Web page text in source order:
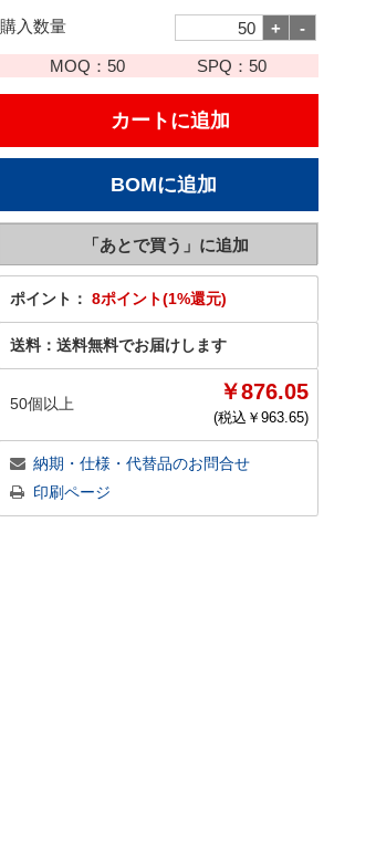
購入数量
MOQ：50 SPQ： 50
ポイント： 8ポイント(1%還元)
送料： 送料無料でお届けします
50個以上 ￥876.05
(税込￥ 963.65)
納期・仕様・代替品のお問合せ
印刷ページ